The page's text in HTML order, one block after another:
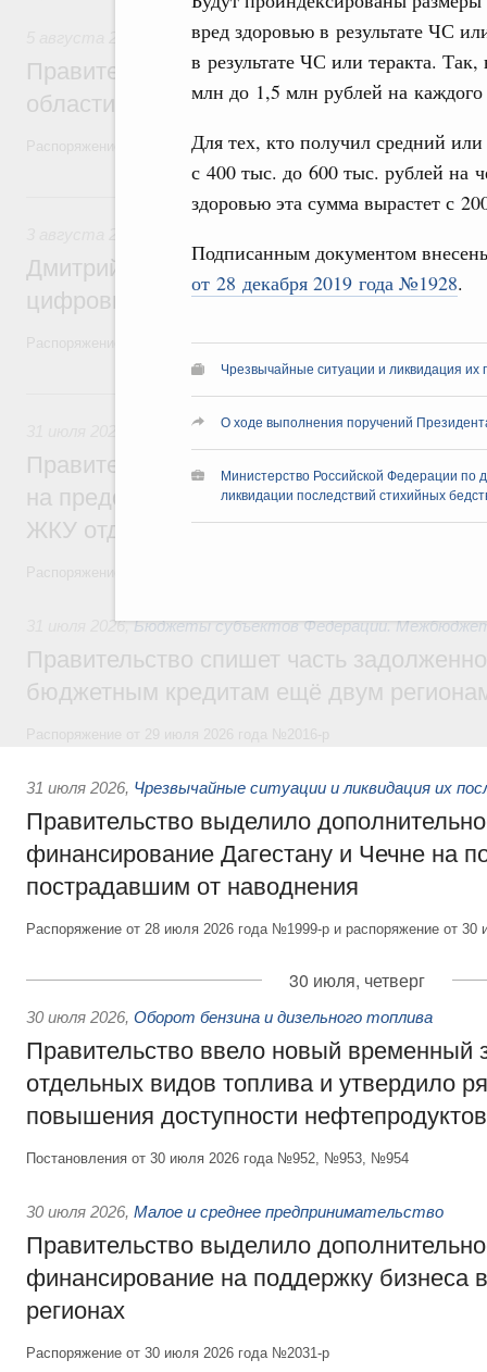
вред здоровью в результате ЧС
в результате ЧС или теракта.
млн до 1,5 млн рублей на
Для тех, кто получил средний
с 400 тыс. до 600 тыс. рублей на
здоровью эта сумма вырастет с
Подписанным документом
от 28 декабря 2019 года №1928.
Чрезвычайные ситуации и ликвидация их
О ходе выполнения поручений
Министерство Российской Федерации по
ликвидации последствий стихийных
Национальный проект «Экологическое
Правительство увеличило объём
области в рамках федерального
Распоряжение от 3 августа 2026 года №2067-р
3 августа, понедельник
Дмитрий Григоренко возглавил штаб по
цифровых платформ
Распоряжение от 25 июля 2026 года №1966-р
31 июля, пятница
Социальная поддержка отдельных
Правительство направит регионам
на предоставление мер социальной
ЖКУ отдельным категориям граждан
31 июля 2026,Бюджеты субъектов Федерации.
Правительство спишет часть
бюджетным кредитам ещё двум
31 июля 2026, Чрезвычайные ситуации и ликвидация их
Правительство выделило
финансирование Дагестану и Чечне на
пострадавшим от наводнения
Распоряжение от 28 июля 2026 года №1999-р и распоряжение от
30 июля, четверг
30 июля 2026, Оборот бензина и дизельного топлива
Правительство ввело новый временный
отдельных видов топлива и утвердило
повышения доступности нефтепродуктов
Постановления от 30 июля 2026 года №952, №953, №954
30 июля 2026, Малое и среднее предпринимательство
Правительство выделило
финансирование на поддержку бизнеса
регионах
Распоряжение от 30 июля 2026 года №2031-р